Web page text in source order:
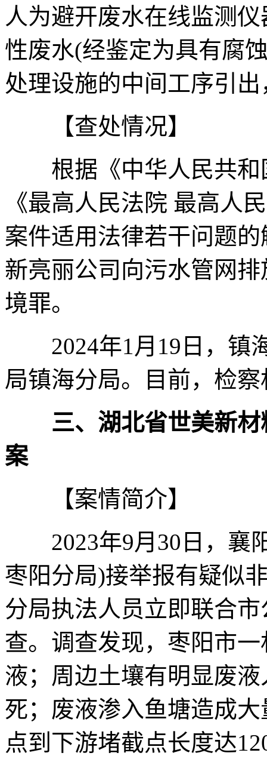
人为避开废水在线监测
性废水(经鉴定为具有腐
处理设施的中间工序引
【查处情况】
根据《中华人民共和
《最高人民法院 最高人
案件适用法律若干问题
新亮丽公司向污水管网
境罪。
2024年1月19日，镇
局镇海分局。目前，检
三、湖北省世美新
案
【案情简介】
2023年9月30日，襄
枣阳分局)接举报有疑似
分局执法人员立即联合
查。调查发现，枣阳市
液；周边土壤有明显废
死；废液渗入鱼塘造成
点到下游堵截点长度达